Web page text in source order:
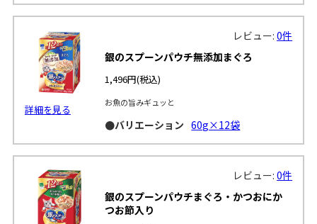
詳細を見る
レビュー:0件
銀のスプーンパウチ無添加まぐろ
1,496円(税込)
お魚の旨みギュッと
●バリエーション 60g×12袋
レビュー:0件
銀のスプーンパウチまぐろ・かつおにか
つお節入り